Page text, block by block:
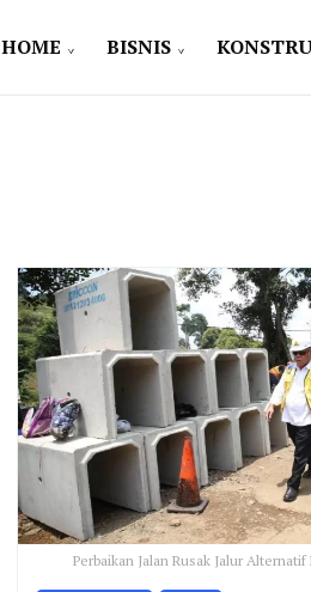
HOME BISNIS
Perbaikan Jalan Rusak Jalur Alternatif